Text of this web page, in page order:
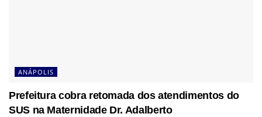
ANÁPOLIS
Prefeitura cobra retomada dos atendimentos do
SUS na Maternidade Dr. Adalberto